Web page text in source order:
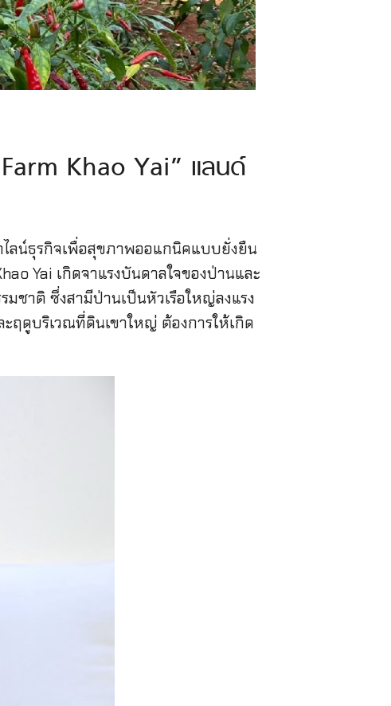
Khao Yai” แลนด์
ไลน์ธุรกิจเพื่อสุขภาพออแกนิคแบบยั่งยืน
Yai เกิดจาแรงบันดาลใจของป่านและ
มชาติ ซึ่งสามีป่านเป็นหัวเรือใหญ่ลงแรง
ฤดูบริเวณที่ดินเขาใหญ่ ต้องการให้เกิด